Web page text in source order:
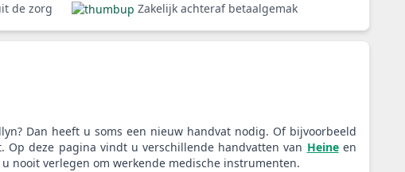
de zorg Zakelijk achteraf betaalgemak
Dan heeft u soms een nieuw handvat nodig. Of bijvoorbeeld
deze pagina vindt u verschillende handvatten van Heineen
nooit verlegen om werkende medische instrumenten.